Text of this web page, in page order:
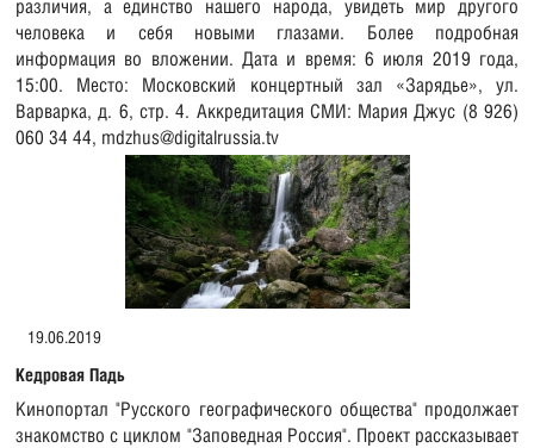
различия, а единство нашего народа, увидеть мир другого
человека и себя новыми глазами. Более подробная
информация во вложении. Дата и время: 6 июля 2019 года,
15:00. Место: Московский концертный зал «Зарядье», ул.
Варварка, д. 6, стр. 4. Аккредитация СМИ: Мария Джус (8 926)
060 34 44, mdzhus@digitalrussia.tv
19.06.2019
Кедровая Падь
Кинопортал "Русского географического общества" продолжает
знакомство с циклом "Заповедная Россия". Проект рассказывает